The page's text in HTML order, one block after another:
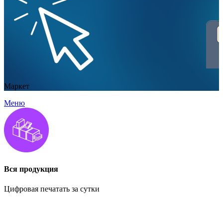
Маркет
Меню
Вся продукция
Цифровая печатать за сутки